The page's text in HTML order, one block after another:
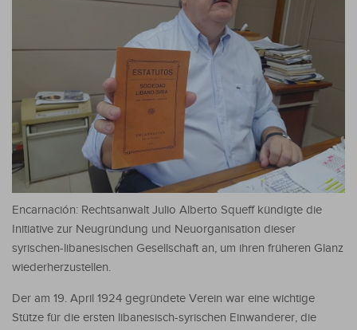
Encarnación: Rechtsanwalt Julio Alberto Squeff kündigte die
Initiative zur Neugründung und Neuorganisation dieser
syrischen-libanesischen Gesellschaft an, um ihren früheren Glanz
wiederherzustellen.
Der am 19. April 1924 gegründete Verein war eine wichtige
Stütze für die ersten libanesisch-syrischen Einwanderer, die